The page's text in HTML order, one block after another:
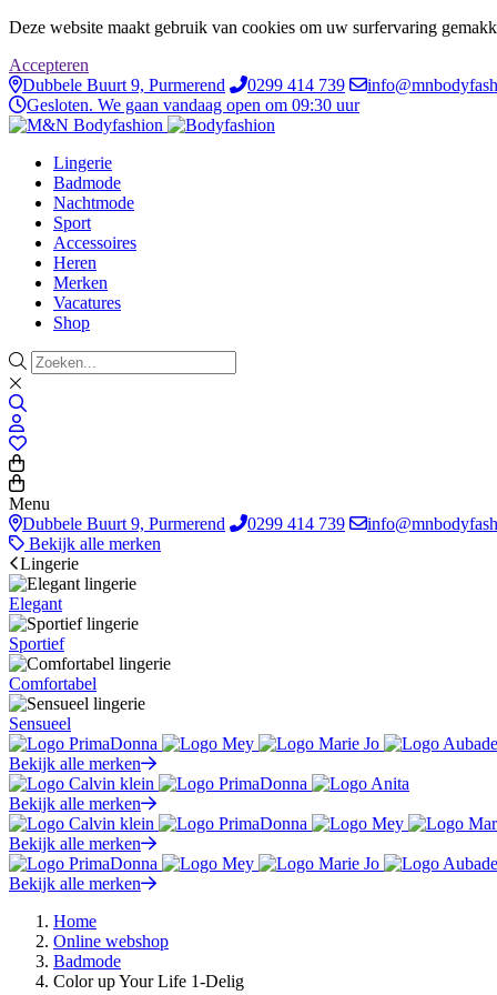
Deze website maakt gebruik van cookies om uw surfervaring
Accepteren
Dubbele Buurt 9, Purmerend
0299 414 739
Gesloten. We gaan vandaag open om 09:30 uur
Lingerie
Badmode
Nachtmode
Sport
Accessoires
Heren
Merken
Vacatures
Shop
Menu
Dubbele Buurt 9, Purmerend
0299 414 739
Bekijk alle merken
Lingerie
Elegant
Sportief
Comfortabel
Sensueel
Bekijk alle merken
Bekijk alle merken
Bekijk alle merken
Bekijk alle merken
Home
Online webshop
Badmode
Color up Your Life 1-Delig